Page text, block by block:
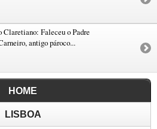
Faleceu o Padre
antigo pároco...
HOME
LISBOA